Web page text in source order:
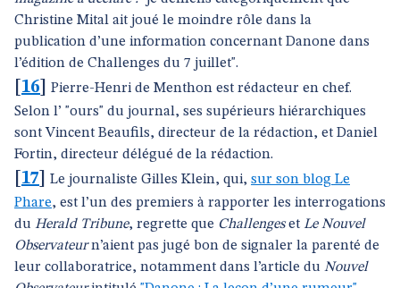
Christine Mital ait joué le moindre rôle dans la
publication d’une information concernant Danone dans
l’édition de Challenges du 7 juillet".
16
Pierre-Henri de Menthon est rédacteur en chef.
Selon l’ "ours" du journal, ses supérieurs hiérarchiques
sont Vincent Beaufils, directeur de la rédaction, et Daniel
Fortin, directeur délégué de la rédaction.
17 Le journaliste Gilles Klein, qui, sur son blog Le
Phare, est l’un des premiers à rapporter les interrogations
du Herald Tribune, regrette que Challengeset Le Nouvel
Observateurn’aient pas jugé bon de signaler la parenté de
leur collaboratrice, notamment dans l’article du Nouvel